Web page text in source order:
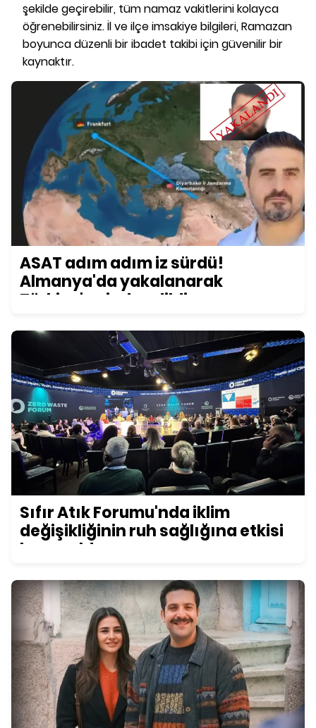
şekilde geçirebilir, tüm namaz vakitlerini kolayca
öğrenebilirsiniz. İl ve ilçe imsakiye bilgileri, Ramazan
boyunca düzenli bir ibadet takibi için güvenilir bir
kaynaktır.
ASAT adım adım iz sürdü!
Almanya'da yakalanarak
Türkiye'ye iade edildi
Sıfır Atık Forumu'nda iklim
değişikliğinin ruh sağlığına etkisi
konuşuldu